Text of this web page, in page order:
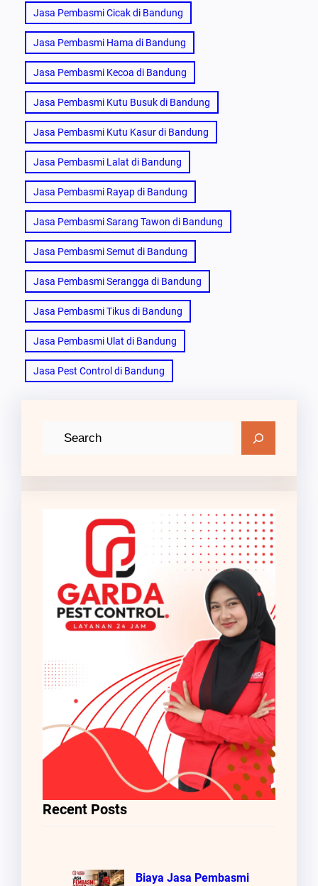
Jasa Pembasmi Cicak di Bandung
Jasa Pembasmi Hama di Bandung
Jasa Pembasmi Kecoa di Bandung
Jasa Pembasmi Kutu Busuk di Bandung
Jasa Pembasmi Kutu Kasur di Bandung
Jasa Pembasmi Lalat di Bandung
Jasa Pembasmi Rayap di Bandung
Jasa Pembasmi Sarang Tawon di Bandung
Jasa Pembasmi Semut di Bandung
Jasa Pembasmi Serangga di Bandung
Jasa Pembasmi Tikus di Bandung
Jasa Pembasmi Ulat di Bandung
Jasa Pest Control di Bandung
Recent Posts
Biaya Jasa Pembasmi